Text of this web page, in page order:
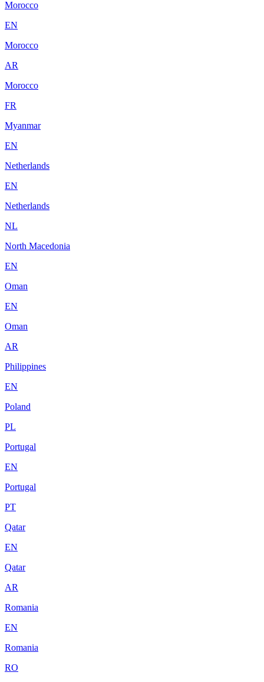
Morocco
EN
Morocco
AR
Morocco
FR
Myanmar
EN
Netherlands
EN
Netherlands
NL
North Macedonia
EN
Oman
EN
Oman
AR
Philippines
EN
Poland
PL
Portugal
EN
Portugal
PT
Qatar
EN
Qatar
AR
Romania
EN
Romania
RO